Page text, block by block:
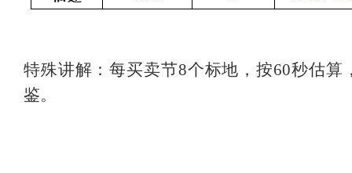
特殊讲解：每买卖节8个标地，按60秒估
鉴。